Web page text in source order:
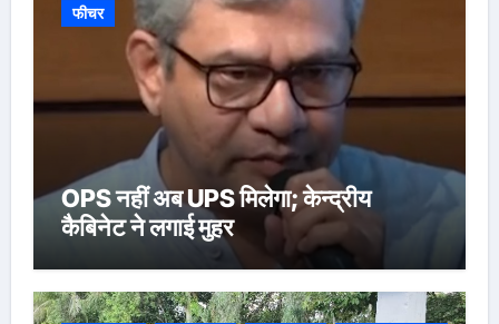
फीचर
OPS नहीं अब UPS मिलेगा; केन्द्रीय
कैबिनेट ने लगाई मुहर